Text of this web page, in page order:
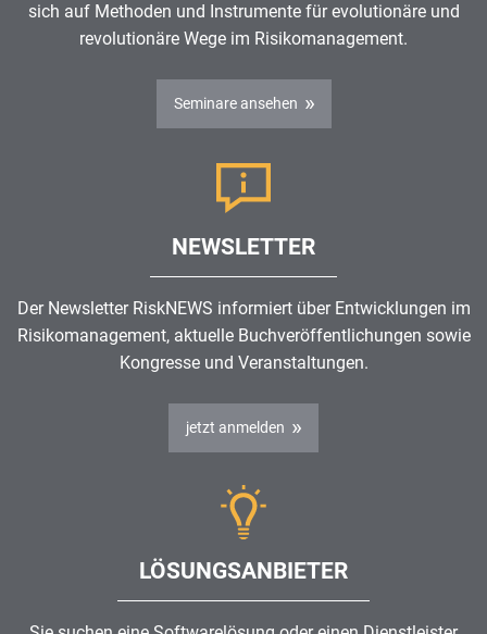
sich auf Methoden und Instrumente für evolutionäre und
revolutionäre Wege im Risikomanagement.
Seminare ansehen
NEWSLETTER
Der Newsletter RiskNEWS informiert über Entwicklungen im
Risikomanagement, aktuelle Buchveröffentlichungen sowie
Kongresse und Veranstaltungen.
jetzt anmelden
LÖSUNGSANBIETER